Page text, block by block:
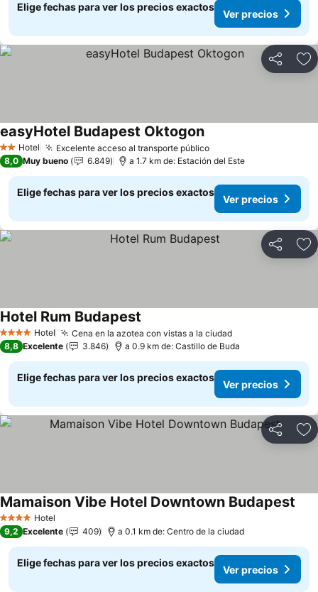
Elige fechas para ver los precios exactos
Ver precios
Compartir
2 Estrellas
Hotel Excelente acceso al transporte público
easyHotel Budapest Oktogon
8,0 Muy bueno 6.849 a 1.7 km de: Estación del Este
Elige fechas para ver los precios exactos
Ver precios
Compartir
4 EstrellasHotel Cena en la azotea con vistas a la ciudad
Hotel Rum Budapest
8,8 Excelente 3.846 a 0.9 km de: Castillo de Buda
Elige fechas para ver los precios exactos
Ver precios
Compartir
4 EstrellasHotel
Mamaison Vibe Hotel Downtown Budapest
9,2 Excelente 409 a 0.1 km de: Centro de la ciudad
Elige fechas para ver los precios exactos
Ver precios